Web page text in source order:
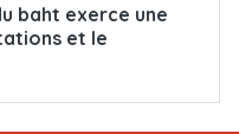
baht exerce une
et le